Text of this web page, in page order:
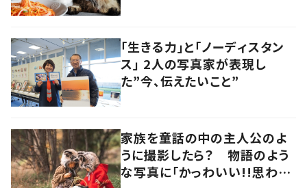
「生きる力」と「ノーディスタン
ス」 2人の写真家が表現し
た”今、伝えたいこと”
家族を童話の中の主人公のよ
うに撮影したら？ 物語のよう
な写真に「かっわいい!!思わず